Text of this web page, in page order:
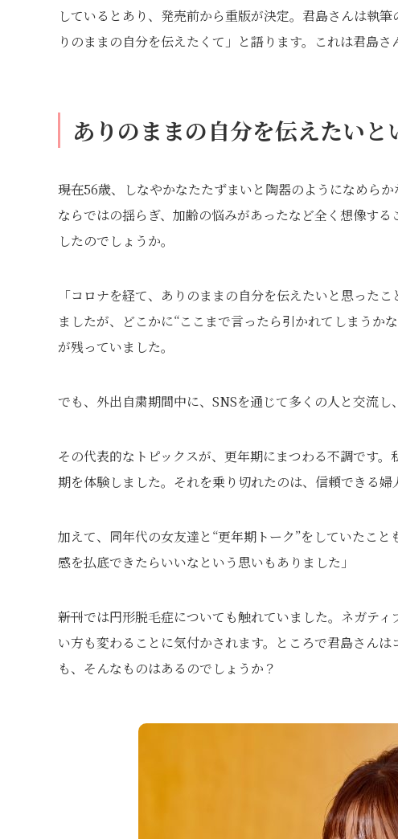
しているとあり、発売前から重版が決定。君島さんは執
りのままの自分を伝えたくて」と語ります。これは君島さ
ありのままの自分を伝えたい と
――現在56歳、しなやかなたたずまいと陶器のようになめ
ならではの揺らぎ、加齢の悩みがあったなど全く想像す
したのでしょうか。
「コロナを経て、ありのままの自分を伝えたいと思った
ましたが、どこかに“ここまで言ったら引かれてしまうか
が残っていました。
でも、外出自粛期間中に、SNSを通じて多くの人と交流
その代表的なトピックスが、更年期にまつわる不調です
期を体験しました。それを乗り切れたのは、信頼できる婦
加えて、同年代の女友達と“更年期トーク”をしていたこ
感を払底できたらいいなという思いもありました」
――新刊では円形脱毛症についても触れていました。ネガテ
い方も変わることに気付かされます。ところで君島さん
も、そんなものはあるのでしょうか？